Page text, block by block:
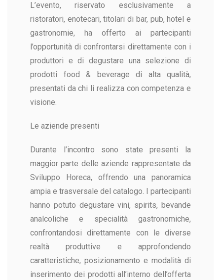
L’evento, riservato esclusivamente a
ristoratori, enotecari, titolari di bar, pub, hotel e
gastronomie, ha offerto ai partecipanti
l’opportunità di confrontarsi direttamente con i
produttori e di degustare una selezione di
prodotti food & beverage di alta qualità,
presentati da chi li realizza con competenza e
visione.
Le aziende presenti
Durante l’incontro sono state presenti la
maggior parte delle aziende rappresentate da
Sviluppo Horeca, offrendo una panoramica
ampia e trasversale del catalogo. I partecipanti
hanno potuto degustare vini, spirits, bevande
analcoliche e specialità gastronomiche,
confrontandosi direttamente con le diverse
realtà produttive e approfondendo
caratteristiche, posizionamento e modalità di
inserimento dei prodotti all’interno dell’offerta